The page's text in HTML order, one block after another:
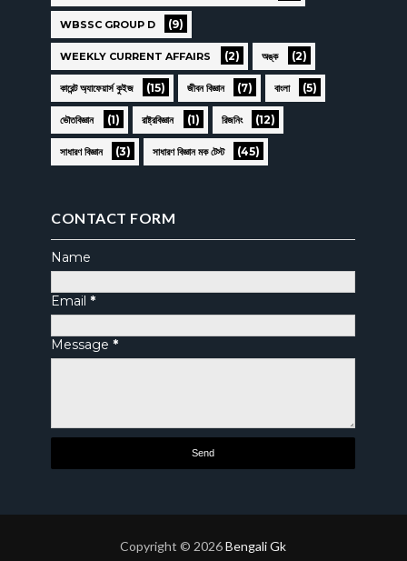
WBSSC GROUP D (9)
WEEKLY CURRENT AFFAIRS (2) অঙ্ক (2)
কারেন্ট অ্যাফেয়ার্স কুইজ (15) জীবন বিজ্ঞান (7) বাংলা (5)
ভৌতবিজ্ঞান (1) রাষ্ট্রবিজ্ঞান (1) রিজনিং (12)
সাধারণ বিজ্ঞান (3) সাধারণ বিজ্ঞান মক টেস্ট (45)
CONTACT FORM
Name
Email *
Message *
Copyright © 2026Bengali Gk